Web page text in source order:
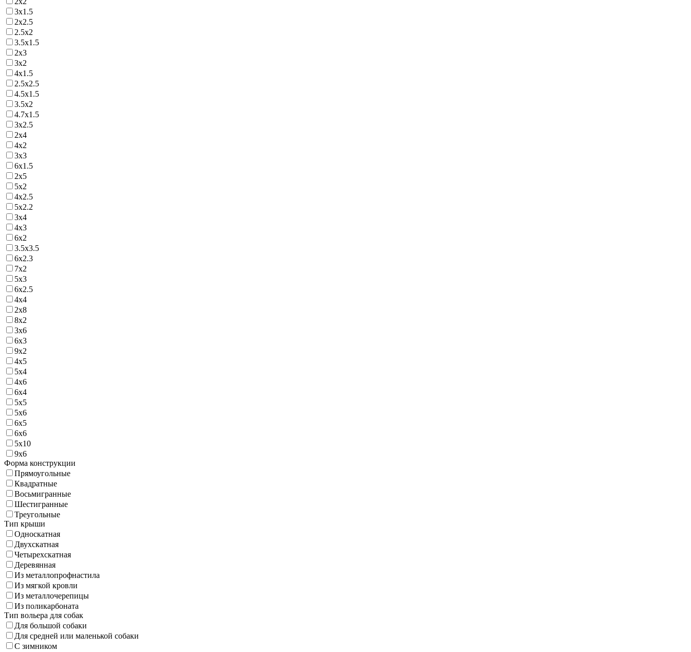
3х1.5
2х2.5
2.5х2
3.5х1.5
2х3
3х2
4х1.5
2.5х2.5
4.5х1.5
3.5х2
4.7х1.5
3х2.5
2х4
4х2
3х3
6х1.5
2х5
5х2
4х2.5
5х2.2
3х4
4х3
6х2
3.5х3.5
6х2.3
7х2
5х3
6х2.5
4х4
2х8
8х2
3х6
6х3
9х2
4х5
5х4
4х6
6х4
5х5
5х6
6х5
6х6
5х10
9х6
Форма конструкции
Прямоугольные
Квадратные
Восьмигранные
Шестигранные
Треугольные
Тип крыши
Односкатная
Двухскатная
Четырехскатная
Деревянная
Из металлопрофнастила
Из мягкой кровли
Из металлочерепицы
Из поликарбоната
Тип вольера для собак
Для большой собаки
Для средней или маленькой собаки
С зимником